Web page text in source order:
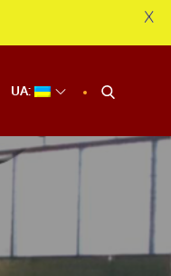
UA:
X